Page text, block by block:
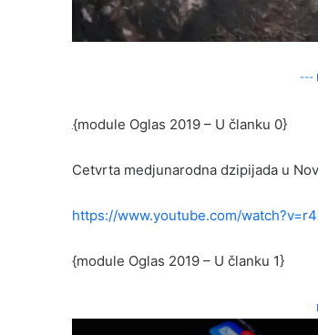
---
{module Oglas 2019 – U članku 0}
Cetvrta medjunarodna dzipijada u
https://www.youtube.com/
{module Oglas 2019 – U članku 1}